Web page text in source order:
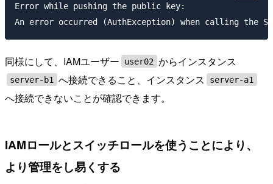
Error while pushing the public key:
同様にして、IAMユーザー user02 からインスタンス
server-b1 へ接続できること、インスタンス server-a1
へ接続できないことが確認できます。
IAMロールとスイッチロールを使うことにより、
より管理をし易くする